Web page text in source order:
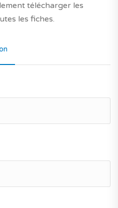
télécharger les
les fiches.